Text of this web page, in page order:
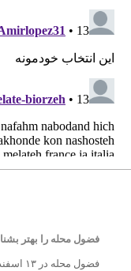
فضول محله را بهتر